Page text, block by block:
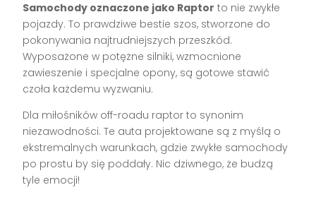
Samochody oznaczone jako Raptor to nie zwykłe
pojazdy. To prawdziwe bestie szos, stworzone do
pokonywania najtrudniejszych przeszkód.
Wyposażone w potężne silniki, wzmocnione
zawieszenie i specjalne opony, są gotowe stawić
czoła każdemu wyzwaniu.
Dla miłośników off-roadu raptor to synonim
niezawodności. Te auta projektowane są z myślą o
ekstremalnych warunkach, gdzie zwykłe samochody
po prostu by się poddały. Nic dziwnego, że budzą
tyle emocji!